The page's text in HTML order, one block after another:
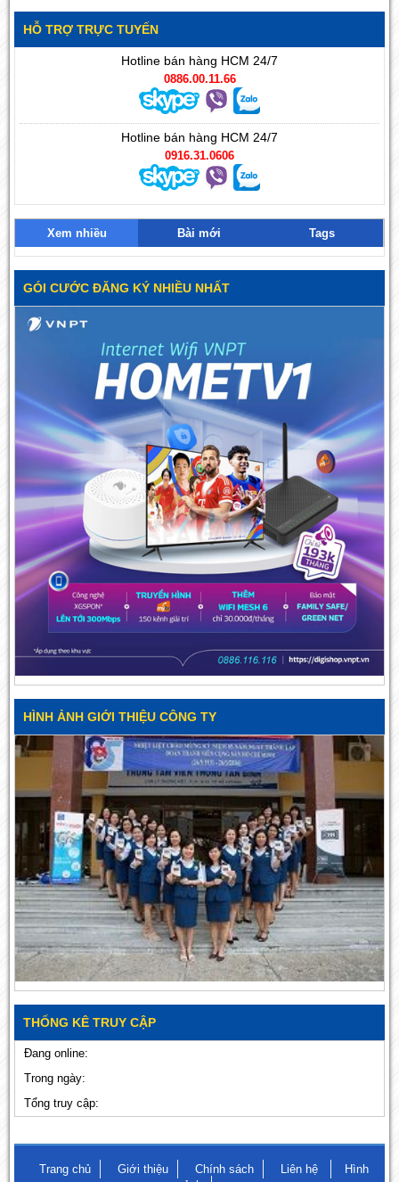
HỖ TRỢ TRỰC TUYẾN
Hotline bán hàng HCM 24/7
0886.00.11.66
Hotline bán hàng HCM 24/7
0916.31.0606
Xem nhiều Bài mới Tags
GÓI CƯỚC ĐĂNG KÝ NHIỀU NHẤT
HÌNH ẢNH GIỚI THIỆU CÔNG TY
THỐNG KÊ TRUY CẬP
Đang online:
Trong ngày:
Tổng truy cập:
Trang chủ Giới thiệu Chính sách Liên hệ
Hình